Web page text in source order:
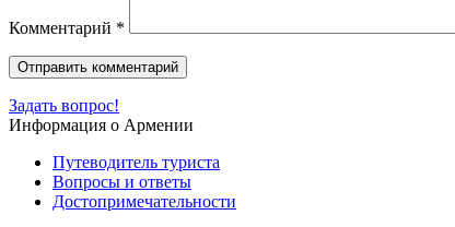
Комментарий *
Задать вопрос!
Информация о Армении
Путеводитель туриста
Вопросы и ответы
Достопримечательности